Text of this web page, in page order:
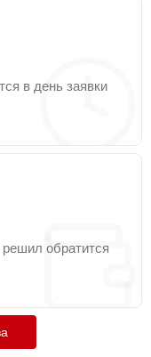
в день заявки
обратится